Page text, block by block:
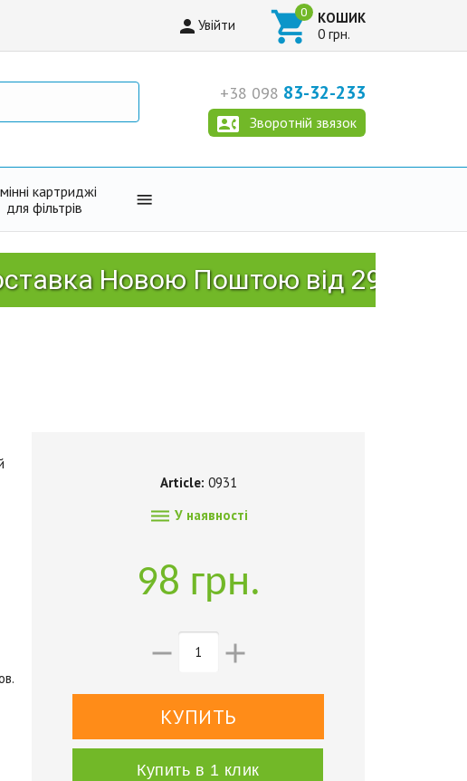
Увійти  КОШИК
0 грн.
+38 098 83-32-233
Зворотній звязок
картриджі
для фільтрів

Новою Поштою від 2999 грн!
Article: 0931
 У наявності
98 грн.
 
Купить в 1 клик